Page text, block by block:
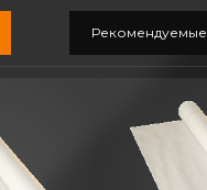
Рекомендуемые